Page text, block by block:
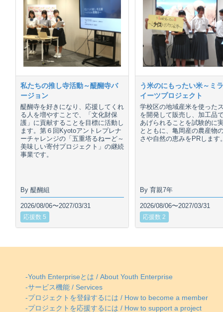
私たちの推し寺活動～醍醐寺バ
ージョン
醍醐寺を好きになり、応援してくれ
る人を増やすことで、「文化財保
護」に貢献することを目標に活動し
ます。第６回Kyotoアントレプレナ
ーチャレンジの「五重塔るねーど～
美味しい寄付プロジェクト」の継続
事業です。
By 醍醐組
2026/08/06〜2027/03/31
応援数 5
う米のにもったい米～ミ
イーツプロジェクト
学校区の地域産米を使った
を開発して販売し、加工品
あげられることを試験的に
とともに、亀岡産の農産物
さや自然の恵みをPRします
By 育親7年
2026/08/06〜2027/03/31
応援数 2
-Youth Enterpriseとは / About Youth Enterprise
-サービス機能 / Services
-プロジェクトを登録するには / How to become a member
-プロジェクトを応援するには / How to support a project